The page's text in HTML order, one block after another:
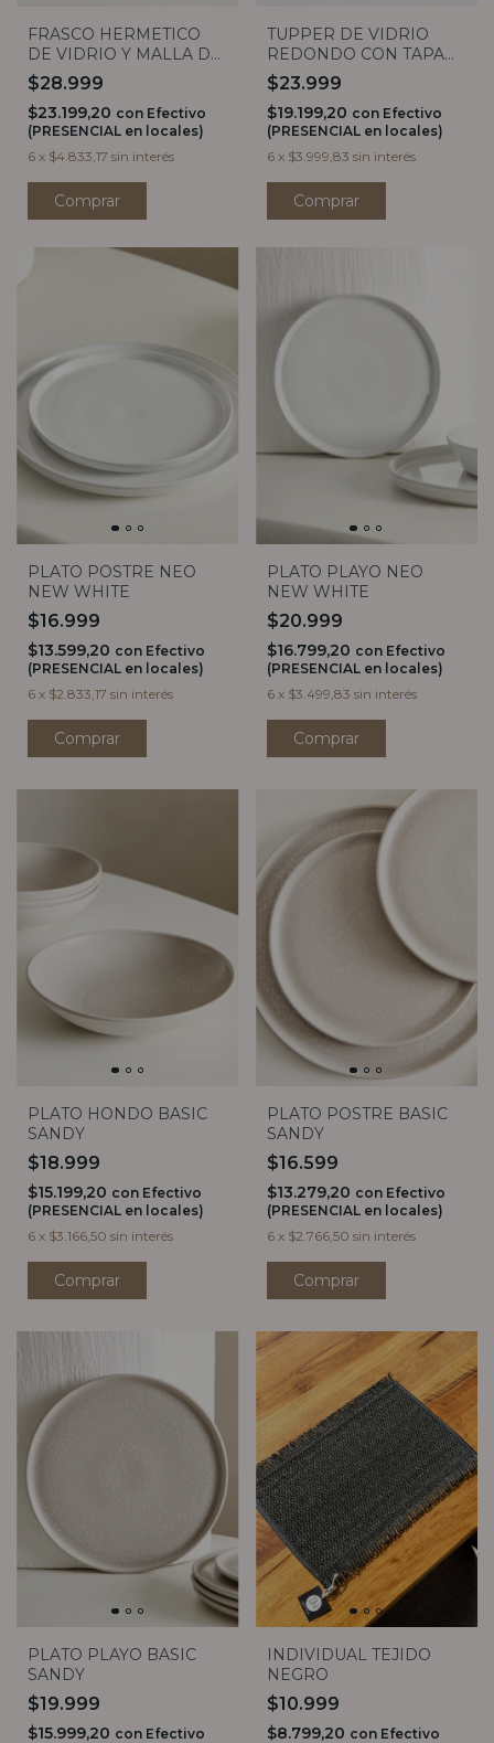
FRASCO HERMETICO
DE VIDRIO Y MALLA DE
MIMBRE (3 MEDIDAS)
$28.999
$23.199,20 con Efectivo
(PRESENCIAL en locales)
6 x $4.833,17 sin interés
Comprar
TUPPER DE VIDRIO
REDONDO CON TAPA
DE BAMBOO (3
TAMAÑOS)
$23.999
$19.199,20 con Efectivo
(PRESENCIAL en locales)
6 x $3.999,83 sin interés
Comprar
PLATO POSTRE NEO
NEW WHITE
$16.999
$13.599,20 con Efectivo
(PRESENCIAL en locales)
6 x $2.833,17 sin interés
PLATO PLAYO NEO
NEW WHITE
$20.999
$16.799,20 con Efectivo
(PRESENCIAL en locales)
6 x $3.499,83 sin interés
PLATO HONDO BASIC
SANDY
$18.999
$15.199,20 con Efectivo
(PRESENCIAL en locales)
6 x $3.166,50 sin interés
PLATO POSTRE BASIC
SANDY
$16.599
$13.279,20 con Efectivo
(PRESENCIAL en locales)
6 x $2.766,50 sin interés
PLATO PLAYO BASIC
SANDY
$19.999
$15.999,20 con Efectivo
INDIVIDUAL TEJIDO
NEGRO
$10.999
$8.799,20 con Efectivo